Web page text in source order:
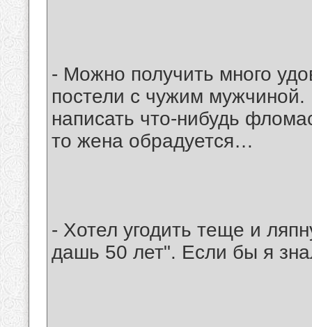
- Можно получить много
постели с чужим
написать что-нибудь
то жена обрадуется…
- Хотел угодить теще и
дашь 50 лет". Если бы я